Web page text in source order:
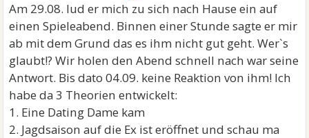
Am 29.08. lud er mich zu sich nach Hause ein auf
einen Spieleabend. Binnen einer Stunde sagte er mir
ab mit dem Grund das es ihm nicht gut geht. Wer`s
glaubt!? Wir holen den Abend schnell nach war seine
Antwort. Bis dato 04.09. keine Reaktion von ihm! Ich
habe da 3 Theorien entwickelt:
1. Eine Dating Dame kam
2. Jagdsaison auf die Ex ist eröffnet und schau ma